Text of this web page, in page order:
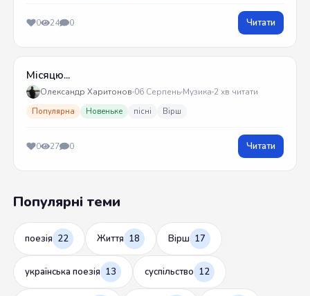
0 24 0 Читати
Місяцю...
Олександр Харитонов 06 Серпень Музика 2 хв читати
Популярна Новеньке пісні Вірш
0 27 0 Читати
Популярні теми
поезія 22 Життя 18 Вірш 17
українська поезія 13 суспільство 12